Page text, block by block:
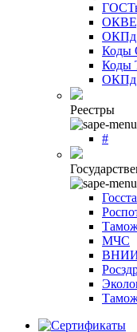
ОКПд
Коды
Коды
ОКПд
Реестры
#
МЧС